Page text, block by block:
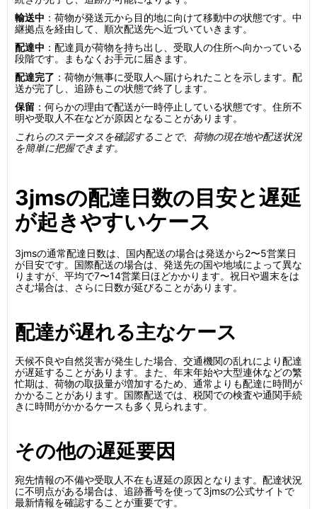
輸送中 ：荷物が発送元から目的地に向けて移動中の状態です。中
継拠点を経由して、順次配送先へ近づいていきます。
配達中 ：配達員が荷物を持ち出し、受取人の住所へ向かっている
段階です。まもなくお手元に届きます。
配達完了 ：荷物が無事に受取人へ届けられたことを示します。配
送が完了し、追跡もこの状態で終了します。
保留 ：何らかの理由で配送が一時停止している状態です。住所不
明や受取人不在などが原因となることがあります。
これらのステータスを確認することで、荷物の現在地や配送状況
を簡単に把握できます。
3jmsの配達日数の目安と遅延
が起きやすいケース
3jmsの通常配達日数は、国内配送の場合は発送から2〜5営業日
が目安です。国際配送の場合は、発送先の国や地域によって異な
りますが、平均で7〜14営業日ほどかかります。祝日や週末をは
さむ場合は、さらに日数が延びることがあります。
配達が遅れる主なケース
天候不良や自然災害が発生した場合、交通機関の乱れにより配達
が遅延することがあります。また、年末年始や大型連休などの繁
忙期は、荷物の取扱量が増加するため、通常よりも配達に時間が
かかることがあります。国際配送では、税関での検査や通関手続
きに時間がかかるケースも多く見られます。
その他の遅延要因
宛先情報の不備や受取人不在も遅延の原因となります。配達状況
に不明点がある場合は、追跡番号を使って3jmsの公式サイトで
最新情報を確認することが重要です。